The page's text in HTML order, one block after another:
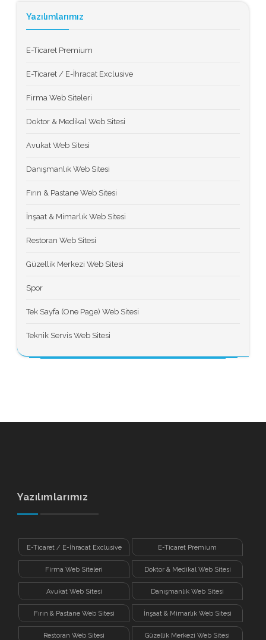
Yazılımlarımız
E-Ticaret Premium
E-Ticaret / E-İhracat Exclusive
Firma Web Siteleri
Doktor & Medikal Web Sitesi
Avukat Web Sitesi
Danışmanlık Web Sitesi
Fırın & Pastane Web Sitesi
İnşaat & Mimarlık Web Sitesi
Restoran Web Sitesi
Güzellik Merkezi Web Sitesi
Spor
Tek Sayfa (One Page) Web Sitesi
Teknik Servis Web Sitesi
Yazılımlarımız
E-Ticaret / E-İhracat Exclusive E-Ticaret Premium
Firma Web Siteleri Doktor & Medikal Web Sitesi
Avukat Web Sitesi Danışmanlık Web Sitesi
Fırın & Pastane Web Sitesi İnşaat & Mimarlık Web Sitesi
Restoran Web Sitesi Güzellik Merkezi Web Sitesi